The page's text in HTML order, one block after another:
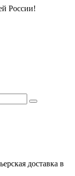
России!
доставка в